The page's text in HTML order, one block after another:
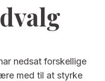
nedsat forskellige
med til at styrke